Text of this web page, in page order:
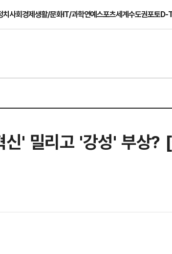
치사회경제생활/문화IT/과학연예스포츠세계수도권포토D-
' 밀리고 '강성' 부상?